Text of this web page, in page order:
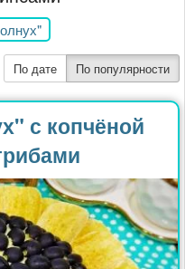
По дате По популярности
с копчёной